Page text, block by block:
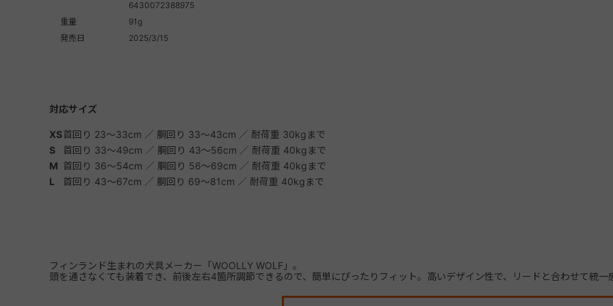
6430072388975
重量
91g
発売日
2025/3/15
対応サイズ
XS首回り 23～33cm ／ 胴回り 33～43cm ／ 耐荷重 30kgまで
S
首回り 33～49cm ／ 胴回り 43～56cm ／ 耐荷重 40kgまで
M 首回り 36～54cm ／ 胴回り 56～69cm ／ 耐荷重 40kgまで
L
首回り 43～67cm ／ 胴回り 69～81cm ／ 耐荷重 40kgまで
フィンランド生まれの犬具メーカー「WOOLLY WOLF」。
頭を通さなくても装着でき、前後左右4箇所調節できるので、簡単にぴったりフィット。高いデザイン性で、リードと合わせて統一